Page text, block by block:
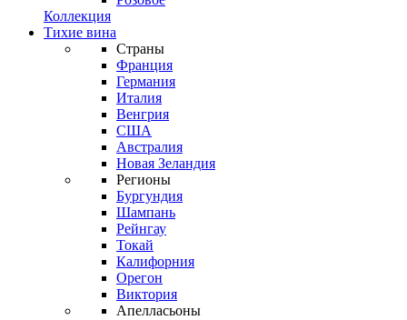
Коллекция
Тихие вина
Страны
Франция
Германия
Италия
Венгрия
США
Австралия
Новая Зеландия
Регионы
Бургундия
Шампань
Рейнгау
Токай
Калифорния
Орегон
Виктория
Апелласьоны